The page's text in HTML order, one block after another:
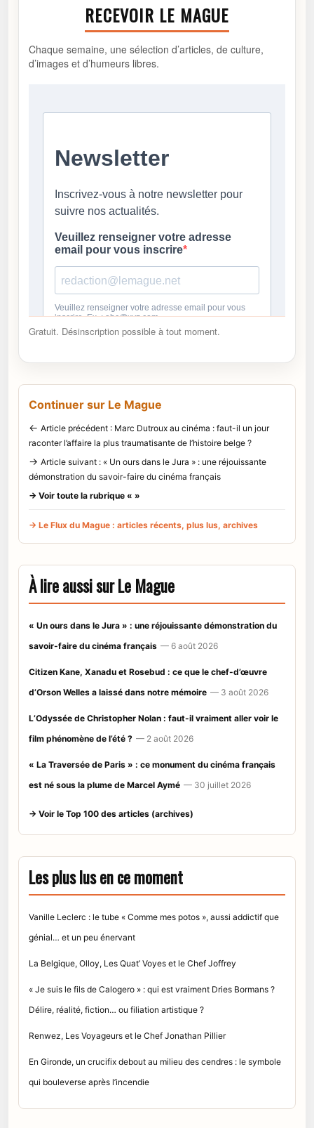
RECEVOIR LE MAGUE
Chaque semaine, une sélection d’articles, de culture,
d’images et d’humeurs libres.
Gratuit. Désinscription possible à tout moment.
Continuer sur Le Mague
← Article précédent : Marc Dutroux au cinéma : faut-il un jour
raconter l’affaire la plus traumatisante de l’histoire belge ?
→ Article suivant : « Un ours dans le Jura » : une réjouissante
démonstration du savoir-faire du cinéma français
→ Voir toute la rubrique « »
→ Le Flux du Mague : articles récents, plus lus, archives
À lire aussi sur Le Mague
« Un ours dans le Jura » : une réjouissante démonstration du
savoir-faire du cinéma français — 6 août 2026
Citizen Kane, Xanadu et Rosebud : ce que le chef-d’œuvre
d’Orson Welles a laissé dans notre mémoire — 3 août 2026
L’Odyssée de Christopher Nolan : faut-il vraiment aller voir le
film phénomène de l’été ? — 2 août 2026
« La Traversée de Paris » : ce monument du cinéma français
est né sous la plume de Marcel Aymé — 30 juillet 2026
→ Voir le Top 100 des articles (archives)
Les plus lus en ce moment
Vanille Leclerc : le tube « Comme mes potos », aussi addictif que
génial… et un peu énervant
La Belgique, Olloy, Les Quat’ Voyes et le Chef Joffrey
« Je suis le fils de Calogero » : qui est vraiment Dries Bormans ?
Délire, réalité, fiction… ou filiation artistique ?
Renwez, Les Voyageurs et le Chef Jonathan Pillier
En Gironde, un crucifix debout au milieu des cendres : le symbole
qui bouleverse après l’incendie